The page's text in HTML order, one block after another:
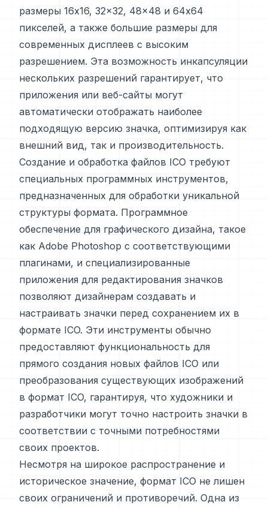
размеры 16x16, 32x32, 48x48 и 64x64
пикселей, а также большие размеры для
современных дисплеев с высоким
разрешением. Эта возможность инкапсуляции
нескольких разрешений гарантирует, что
приложения или веб-сайты могут
автоматически отображать наиболее
подходящую версию значка, оптимизируя как
внешний вид, так и производительность.
Создание и обработка файлов ICO требуют
специальных программных инструментов,
предназначенных для обработки уникальной
структуры формата. Программное
обеспечение для графического дизайна, такое
как Adobe Photoshop с соответствующими
плагинами, и специализированные
приложения для редактирования значков
позволяют дизайнерам создавать и
настраивать значки перед сохранением их в
формате ICO. Эти инструменты обычно
предоставляют функциональность для
прямого создания новых файлов ICO или
преобразования существующих изображений
в формат ICO, гарантируя, что художники и
разработчики могут точно настроить значки в
соответствии с точными потребностями
своих проектов.
Несмотря на широкое распространение и
историческое значение, формат ICO не лишен
своих ограничений и противоречий. Одна из